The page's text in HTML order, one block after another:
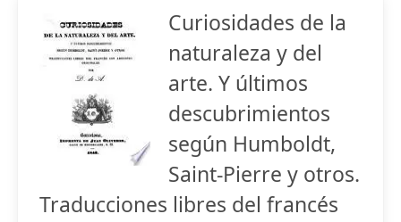
Curiosidades de la
naturaleza y del
arte. Y últimos
descubrimientos
según Humboldt,
Saint-Pierre y otros.
Traducciones libres del francés